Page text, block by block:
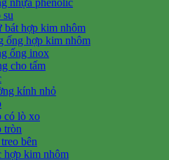
su
bát hợp kim nhôm
ống hợp kim nhôm
ống inox
cho tấm
kính nhỏ
có lò xo
tròn
bên
hợp kim nhôm